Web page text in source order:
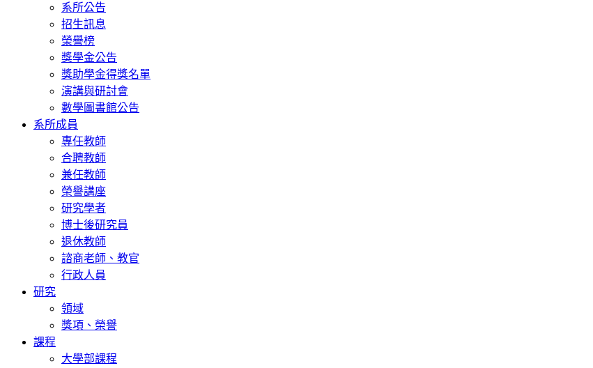
系所公告
招生訊息
榮譽榜
獎學金公告
獎助學金得獎名單
演講與研討會
數學圖書館公告
系所成員
專任教師
合聘教師
兼任教師
榮譽講座
研究學者
博士後研究員
退休教師
諮商老師、教官
行政人員
研究
領域
獎項、榮譽
課程
大學部課程